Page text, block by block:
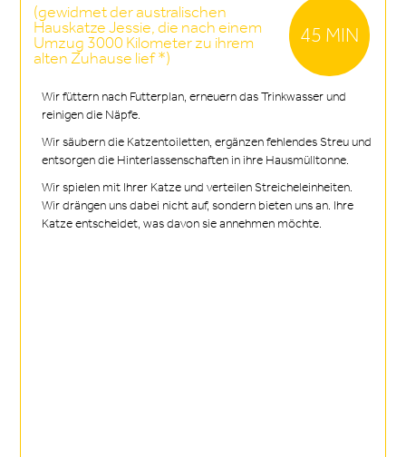
45 MIN
(gewidmet der australischen
Hauskatze Jessie, die nach einem
Umzug 3000 Kilometer zu ihrem
alten Zuhause lief *)
Wir füttern nach Futterplan, erneuern das Trinkwasser und
reinigen die Näpfe.
Wir säubern die Katzentoiletten, ergänzen fehlendes Streu und
entsorgen die Hinterlassenschaften in ihre Hausmülltonne.
Wir spielen mit Ihrer Katze und verteilen Streicheleinheiten.
Wir drängen uns dabei nicht auf, sondern bieten uns an. Ihre
Katze entscheidet, was davon sie annehmen möchte.